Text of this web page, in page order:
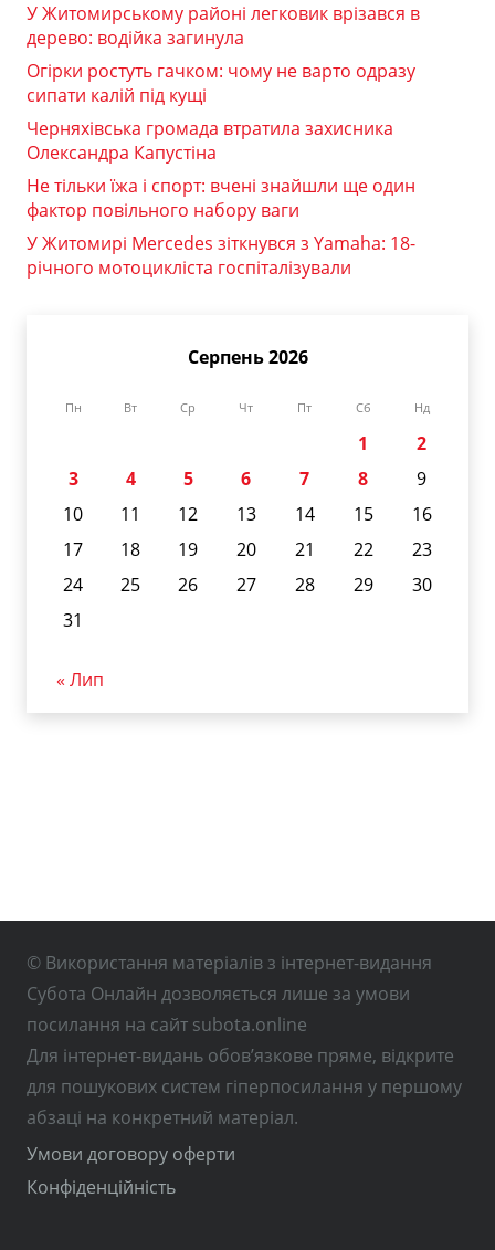
У Житомирському районі легковик врізався в
дерево: водійка загинула
Огірки ростуть гачком: чому не варто одразу
сипати калій під кущі
Черняхівська громада втратила захисника
Олександра Капустіна
Не тільки їжа і спорт: вчені знайшли ще один
фактор повільного набору ваги
У Житомирі Mercedes зіткнувся з Yamaha: 18-
річного мотоцикліста госпіталізували
Серпень 2026
Пн Вт Ср Чт Пт Сб Нд
1
2
3
4 5 6 7 8
9
10
11 12 13 14 15
16
17
18 19 20 21 22
23
24
25 26 27 28 29
30
31
« Лип
© Використання матеріалів з інтернет-видання
Субота Онлайн дозволяється лише за умови
посилання на сайт subota.online
Для інтернет-видань обов’язкове пряме, відкрите
для пошукових систем гіперпосилання у першому
абзаці на конкретний матеріал.
Умови договору оферти
Конфіденційність